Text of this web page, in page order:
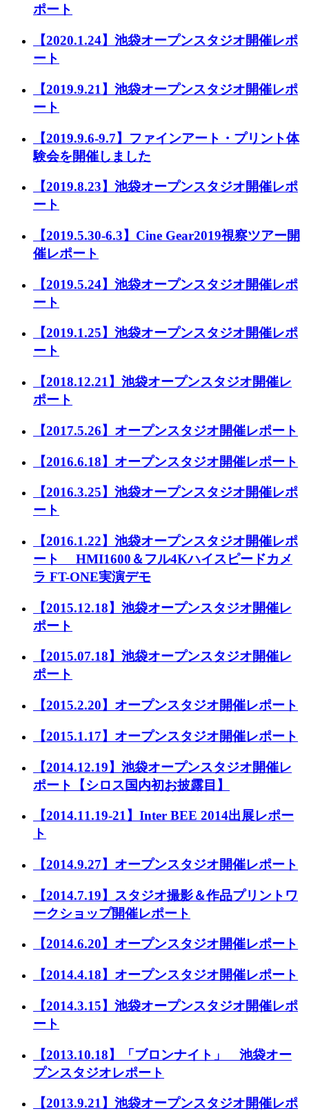
ポート
【2020.1.24】池袋オープンスタジオ開催レポ
ート
【2019.9.21】池袋オープンスタジオ開催レポ
ート
【2019.9.6-9.7】ファインアート・プリント体
験会を開催しました
【2019.8.23】池袋オープンスタジオ開催レポ
ート
【2019.5.30-6.3】Cine Gear2019視察ツアー開
催レポート
【2019.5.24】池袋オープンスタジオ開催レポ
ート
【2019.1.25】池袋オープンスタジオ開催レポ
ート
【2018.12.21】池袋オープンスタジオ開催レ
ポート
【2017.5.26】オープンスタジオ開催レポート
【2016.6.18】オープンスタジオ開催レポート
【2016.3.25】池袋オープンスタジオ開催レポ
ート
【2016.1.22】池袋オープンスタジオ開催レポ
ート HMI1600＆フル4Kハイスピードカメ
ラ FT-ONE実演デモ
【2015.12.18】池袋オープンスタジオ開催レ
ポート
【2015.07.18】池袋オープンスタジオ開催レ
ポート
【2015.2.20】オープンスタジオ開催レポート
【2015.1.17】オープンスタジオ開催レポート
【2014.12.19】池袋オープンスタジオ開催レ
ポート【シロス国内初お披露目】
【2014.11.19-21】Inter BEE 2014出展レポー
ト
【2014.9.27】オープンスタジオ開催レポート
【2014.7.19】スタジオ撮影＆作品プリントワ
ークショップ開催レポート
【2014.6.20】オープンスタジオ開催レポート
【2014.4.18】オープンスタジオ開催レポート
【2014.3.15】池袋オープンスタジオ開催レポ
ート
【2013.10.18】「ブロンナイト」 池袋オー
プンスタジオレポート
【2013.9.21】池袋オープンスタジオ開催レポ